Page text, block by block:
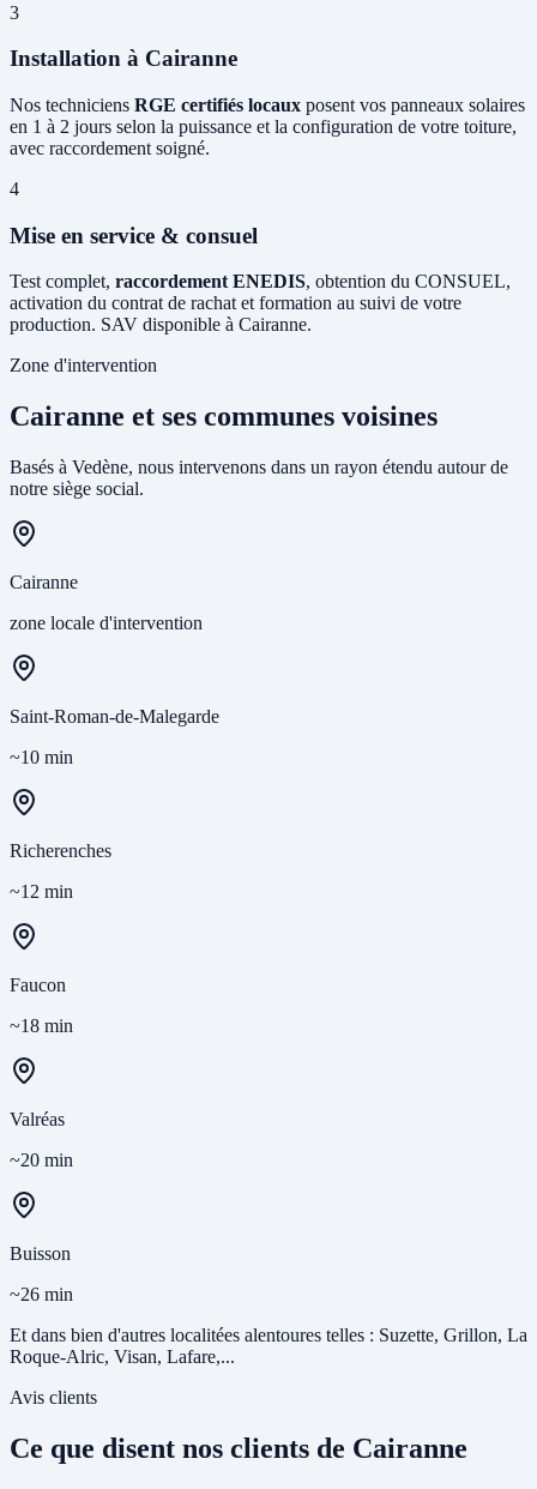
3
Installation à Cairanne
Nos techniciens RGE certifiés locaux posent vos panneaux solaires
en 1 à 2 jours selon la puissance et la configuration de votre toiture,
avec raccordement soigné.
4
Mise en service & consuel
Test complet, raccordement ENEDIS, obtention du CONSUEL,
activation du contrat de rachat et formation au suivi de votre
production. SAV disponible à Cairanne.
Zone d'intervention
Cairanne et ses communes voisines
Basés à Vedène, nous intervenons dans un rayon étendu autour de
notre siège social.
Cairanne
zone locale d'intervention
Saint-Roman-de-Malegarde
~10 min
Richerenches
~12 min
Faucon
~18 min
Valréas
~20 min
Buisson
~26 min
Et dans bien d'autres localitées alentoures telles : Suzette, Grillon, La
Roque-Alric, Visan, Lafare,...
Avis clients
Ce que disent nos clients de Cairanne